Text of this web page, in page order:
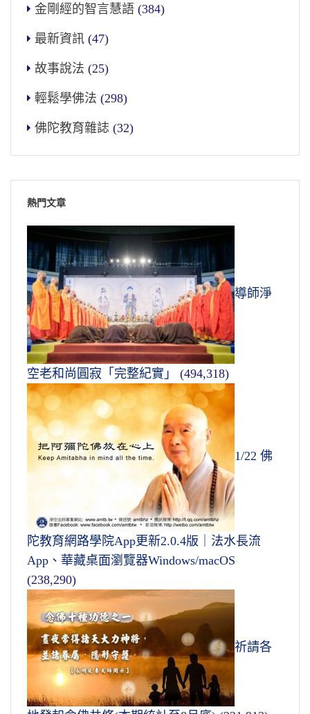
金剛經的智言慧語 (384)
最新資訊 (47)
故事說法 (25)
輕鬆學佛法 (298)
佛陀教育雜誌 (32)
熱門文章
導師淨
空老和尚圓寂「完整紀實」 (494,318)
1/22 佛
陀教育網路學院App更新2.0.4版｜法水長流
App、華藏桌面瀏覽器Windows/macOS
(238,290)
祈請各